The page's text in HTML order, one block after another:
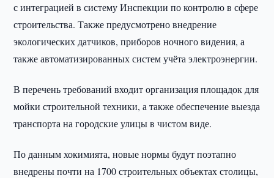
с интеграцией в систему Инспекции по контролю в сфере
строительства. Также предусмотрено внедрение
экологических датчиков, приборов ночного видения, а
также автоматизированных систем учёта электроэнергии.
В перечень требований входит организация площадок для
мойки строительной техники, а также обеспечение выезда
транспорта на городские улицы в чистом виде.
По данным хокимията, новые нормы будут поэтапно
внедрены почти на 1700 строительных объектах столицы,